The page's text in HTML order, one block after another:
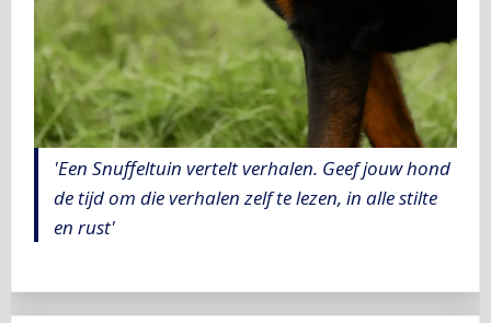
'Een Snuffeltuin vertelt verhalen. Geef jouw hond
de tijd om die verhalen zelf te lezen, in alle stilte
en rust'